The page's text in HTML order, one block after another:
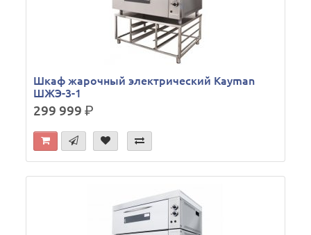
Шкаф жарочный электрический Kayman
ШЖЭ-3-1
299 999р.